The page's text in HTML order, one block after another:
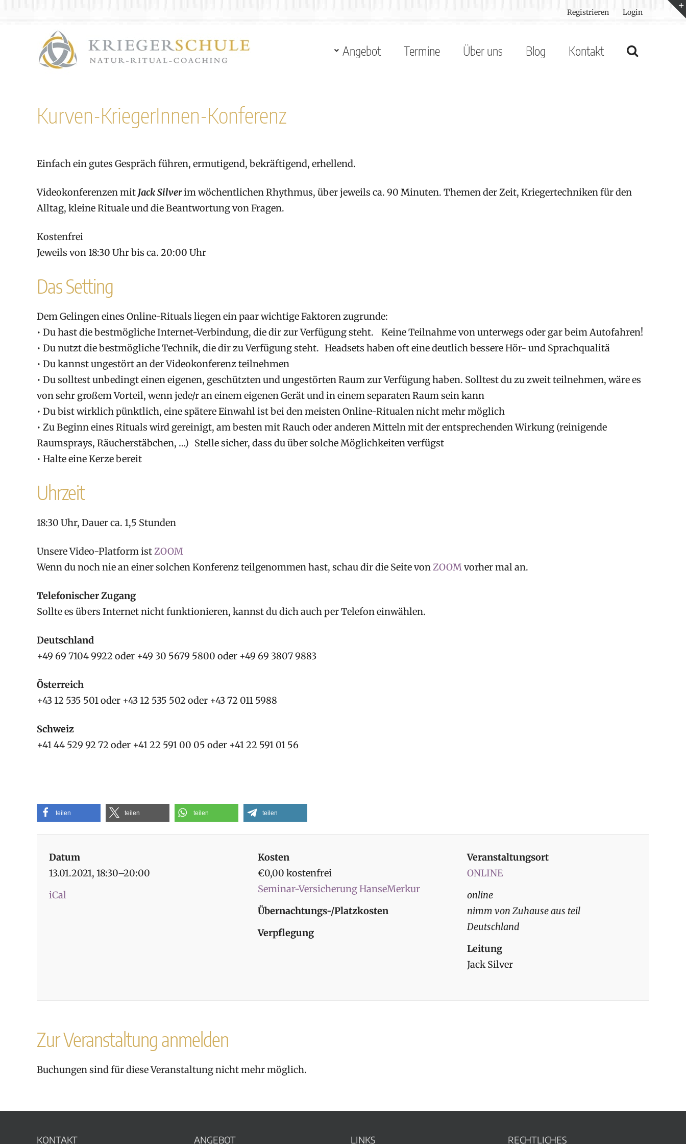
Registrieren Login
Angebot Termine Über uns Blog Kontakt
Kurven-KriegerInnen-Konferenz
Einfach ein gutes Gespräch führen, ermutigend, bekräftigend, erhellend.
Videokonferenzen mit Jack Silverim wöchentlichen Rhythmus, über jeweils ca. 90 Minuten. Themen der Zeit, Kriegertechniken für den
Alltag, kleine Rituale und die Beantwortung von Fragen.
Kostenfrei
Jeweils von 18:30 Uhr bis ca. 20:00 Uhr
Das Setting
Dem Gelingen eines Online-Rituals liegen ein paar wichtige Faktoren zugrunde:
• Du hast die bestmögliche Internet-Verbindung, die dir zur Verfügung steht. Keine Teilnahme von unterwegs oder gar beim Autofahren!
• Du nutzt die bestmögliche Technik, die dir zu Verfügung steht. Headsets haben oft eine deutlich bessere Hör- und Sprachqualitä
• Du kannst ungestört an der Videokonferenz teilnehmen
• Du solltest unbedingt einen eigenen, geschützten und ungestörten Raum zur Verfügung haben. Solltest du zu zweit teilnehmen, wäre es
von sehr großem Vorteil, wenn jede/r an einem eigenen Gerät und in einem separaten Raum sein kann
• Du bist wirklich pünktlich, eine spätere Einwahl ist bei den meisten Online-Ritualen nicht mehr möglich
• Zu Beginn eines Rituals wird gereinigt, am besten mit Rauch oder anderen Mitteln mit der entsprechenden Wirkung (reinigende
Raumsprays, Räucherstäbchen, …) Stelle sicher, dass du über solche Möglichkeiten verfügst
• Halte eine Kerze bereit
Uhrzeit
18:30 Uhr, Dauer ca. 1,5 Stunden
Unsere Video-Platform istZOOM
Wenn du noch nie an einer solchen Konferenz teilgenommen hast, schau dir die Seite vonZOOMvorher mal an.
Telefonischer Zugang
Sollte es übers Internet nicht funktionieren, kannst du dich auch per Telefon einwählen.
Deutschland
+49 69 7104 9922 oder +49 30 5679 5800 oder +49 69 3807 9883
Österreich
+43 12 535 501 oder +43 12 535 502 oder +43 72 011 5988
Schweiz
+41 44 529 92 72 oder +41 22 591 00 05 oder +41 22 591 01 56
teilen teilen teilen teilen
Datum
13.01.2021, 18:30–20:00
iCal
Kosten
€0,00 kostenfrei
Seminar-Versicherung HanseMerkur
Übernachtungs-/Platzkosten
Verpflegung
Veranstaltungsort
ONLINE
online
nimm von Zuhause aus teil
Deutschland
Leitung
Jack Silver
Zur Veranstaltung anmelden
Buchungen sind für diese Veranstaltung nicht mehr möglich.
KONTAKT ANGEBOT LINKS RECHTLICHES